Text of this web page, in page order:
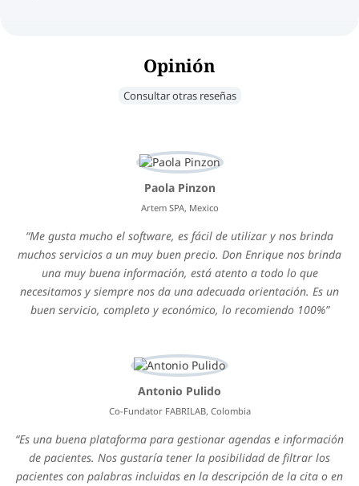
Opinión
Consultar otras reseñas
Paola Pinzon
Artem SPA, Mexico
Me gusta mucho el software, es fácil de utilizar y nos brinda
muchos servicios a un muy buen precio. Don Enrique nos brinda
una muy buena información, está atento a todo lo que
necesitamos y siempre nos da una adecuada orientación. Es un
buen servicio, completo y económico, lo recomiendo 100%
Antonio Pulido
Co-Fundator FABRILAB, Colombia
Es una buena plataforma para gestionar agendas e información
de pacientes. Nos gustaría tener la posibilidad de filtrar los
pacientes con palabras incluidas en la descripción de la cita o en